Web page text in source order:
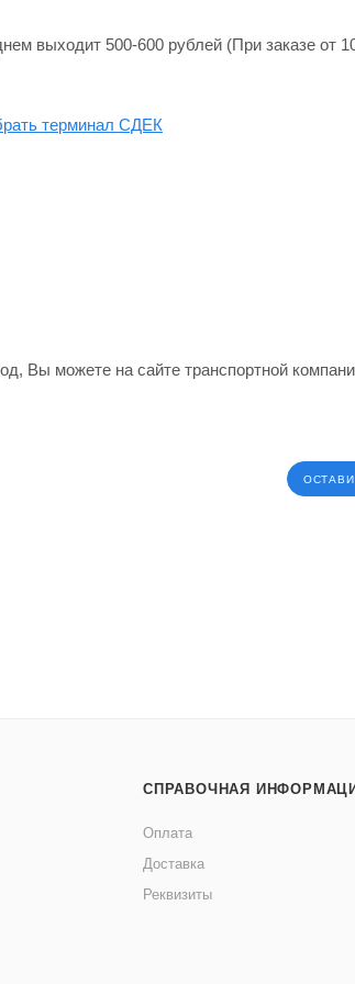
выходит 500-600 рублей (При заказе от
терминал СДЕК
Вы можете на сайте транспортной
СПРАВОЧНАЯ
Оплата
Доставка
Реквизиты